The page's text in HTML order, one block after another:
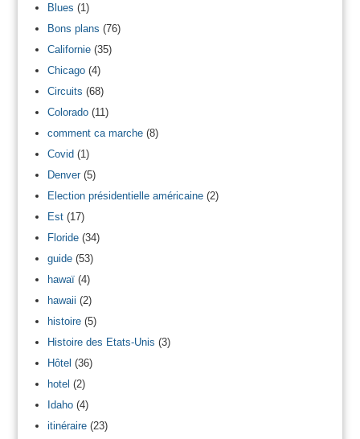
Blues (1)
Bons plans (76)
Californie(35)
Chicago(4)
Circuits (68)
Colorado(11)
comment ca marche(8)
Covid(1)
Denver(5)
Election présidentielle américaine(2)
Est(17)
Floride(34)
guide(53)
hawaï(4)
hawaii (2)
histoire(5)
Histoire des Etats-Unis (3)
Hôtel (36)
hotel (2)
Idaho(4)
itinéraire(23)